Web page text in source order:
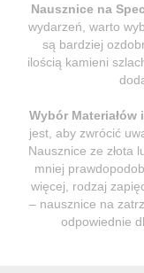
Nausznice na
wydarzeń, warto
są bardziej
ilością kamieni
Wybór Materiałów
jest, aby zwrócić
Nausznice ze złota
mniej
więcej, rodzaj
– nausznice na
odpowiednie